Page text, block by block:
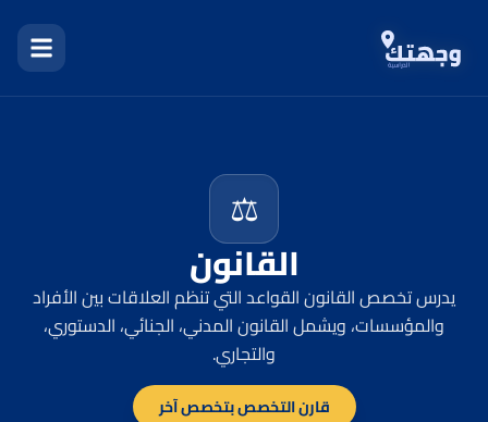
⚖️
القانون
يدرس تخصص القانون القواعد التي تنظم العلاقات بين الأفراد
والمؤسسات، ويشمل القانون المدني، الجنائي، الدستوري،
والتجاري.
قارن التخصص بتخصص آخر